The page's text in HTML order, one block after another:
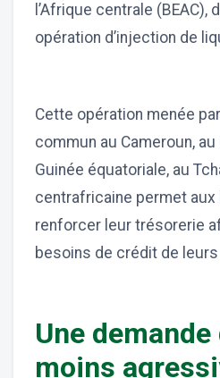
l’Afrique centrale (BEAC),
opération d’injection de
Cette opération menée
commun au Cameroun, au
Guinée équatoriale, au
centrafricaine permet aux
renforcer leur trésorerie
besoins de crédit de
Une
moins